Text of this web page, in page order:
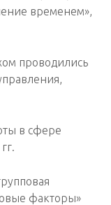
временем»,
проводились
в сфере
факторы»